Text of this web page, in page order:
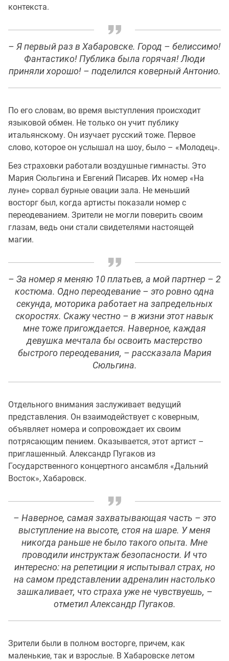
контекста.
– Я первый раз в Хабаровске. Город – белиссимо!
Фантастико! Публика была горячая! Люди
приняли хорошо! – поделился коверный Антонио.
По его словам, во время выступления происходит
языковой обмен. Не только он учит публику
итальянскому. Он изучает русский тоже. Первое
слово, которое он услышал на шоу, было – «Молодец».
Без страховки работали воздушные гимнасты. Это
Мария Сюльгина и Евгений Писарев. Их номер «На
луне» сорвал бурные овации зала. Не меньший
восторг был, когда артисты показали номер с
переодеванием. Зрители не могли поверить своим
глазам, ведь они стали свидетелями настоящей
магии.
– За номер я меняю 10 платьев, а мой партнер – 2
костюма. Одно переодевание – это ровно одна
секунда, моторика работает на запредельных
скоростях. Скажу честно – в жизни этот навык
мне тоже пригождается. Наверное, каждая
девушка мечтала бы освоить мастерство
быстрого переодевания, – рассказала Мария
Сюльгина.
Отдельного внимания заслуживает ведущий
представления. Он взаимодействует с коверным,
объявляет номера и сопровождает их своим
потрясающим пением. Оказывается, этот артист –
приглашенный. Александр Пугаков из
Государственного концертного ансамбля «Дальний
Восток», Хабаровск.
– Наверное, самая захватывающая часть – это
выступление на высоте, стоя на шаре. У меня
никогда раньше не было такого опыта. Мне
проводили инструктаж безопасности. И что
интересно: на репетиции я испытывал страх, но
на самом представлении адреналин настолько
зашкаливает, что страха уже не чувствуешь, –
отметил Александр Пугаков.
Зрители были в полном восторге, причем, как
маленькие, так и взрослые. В Хабаровске летом